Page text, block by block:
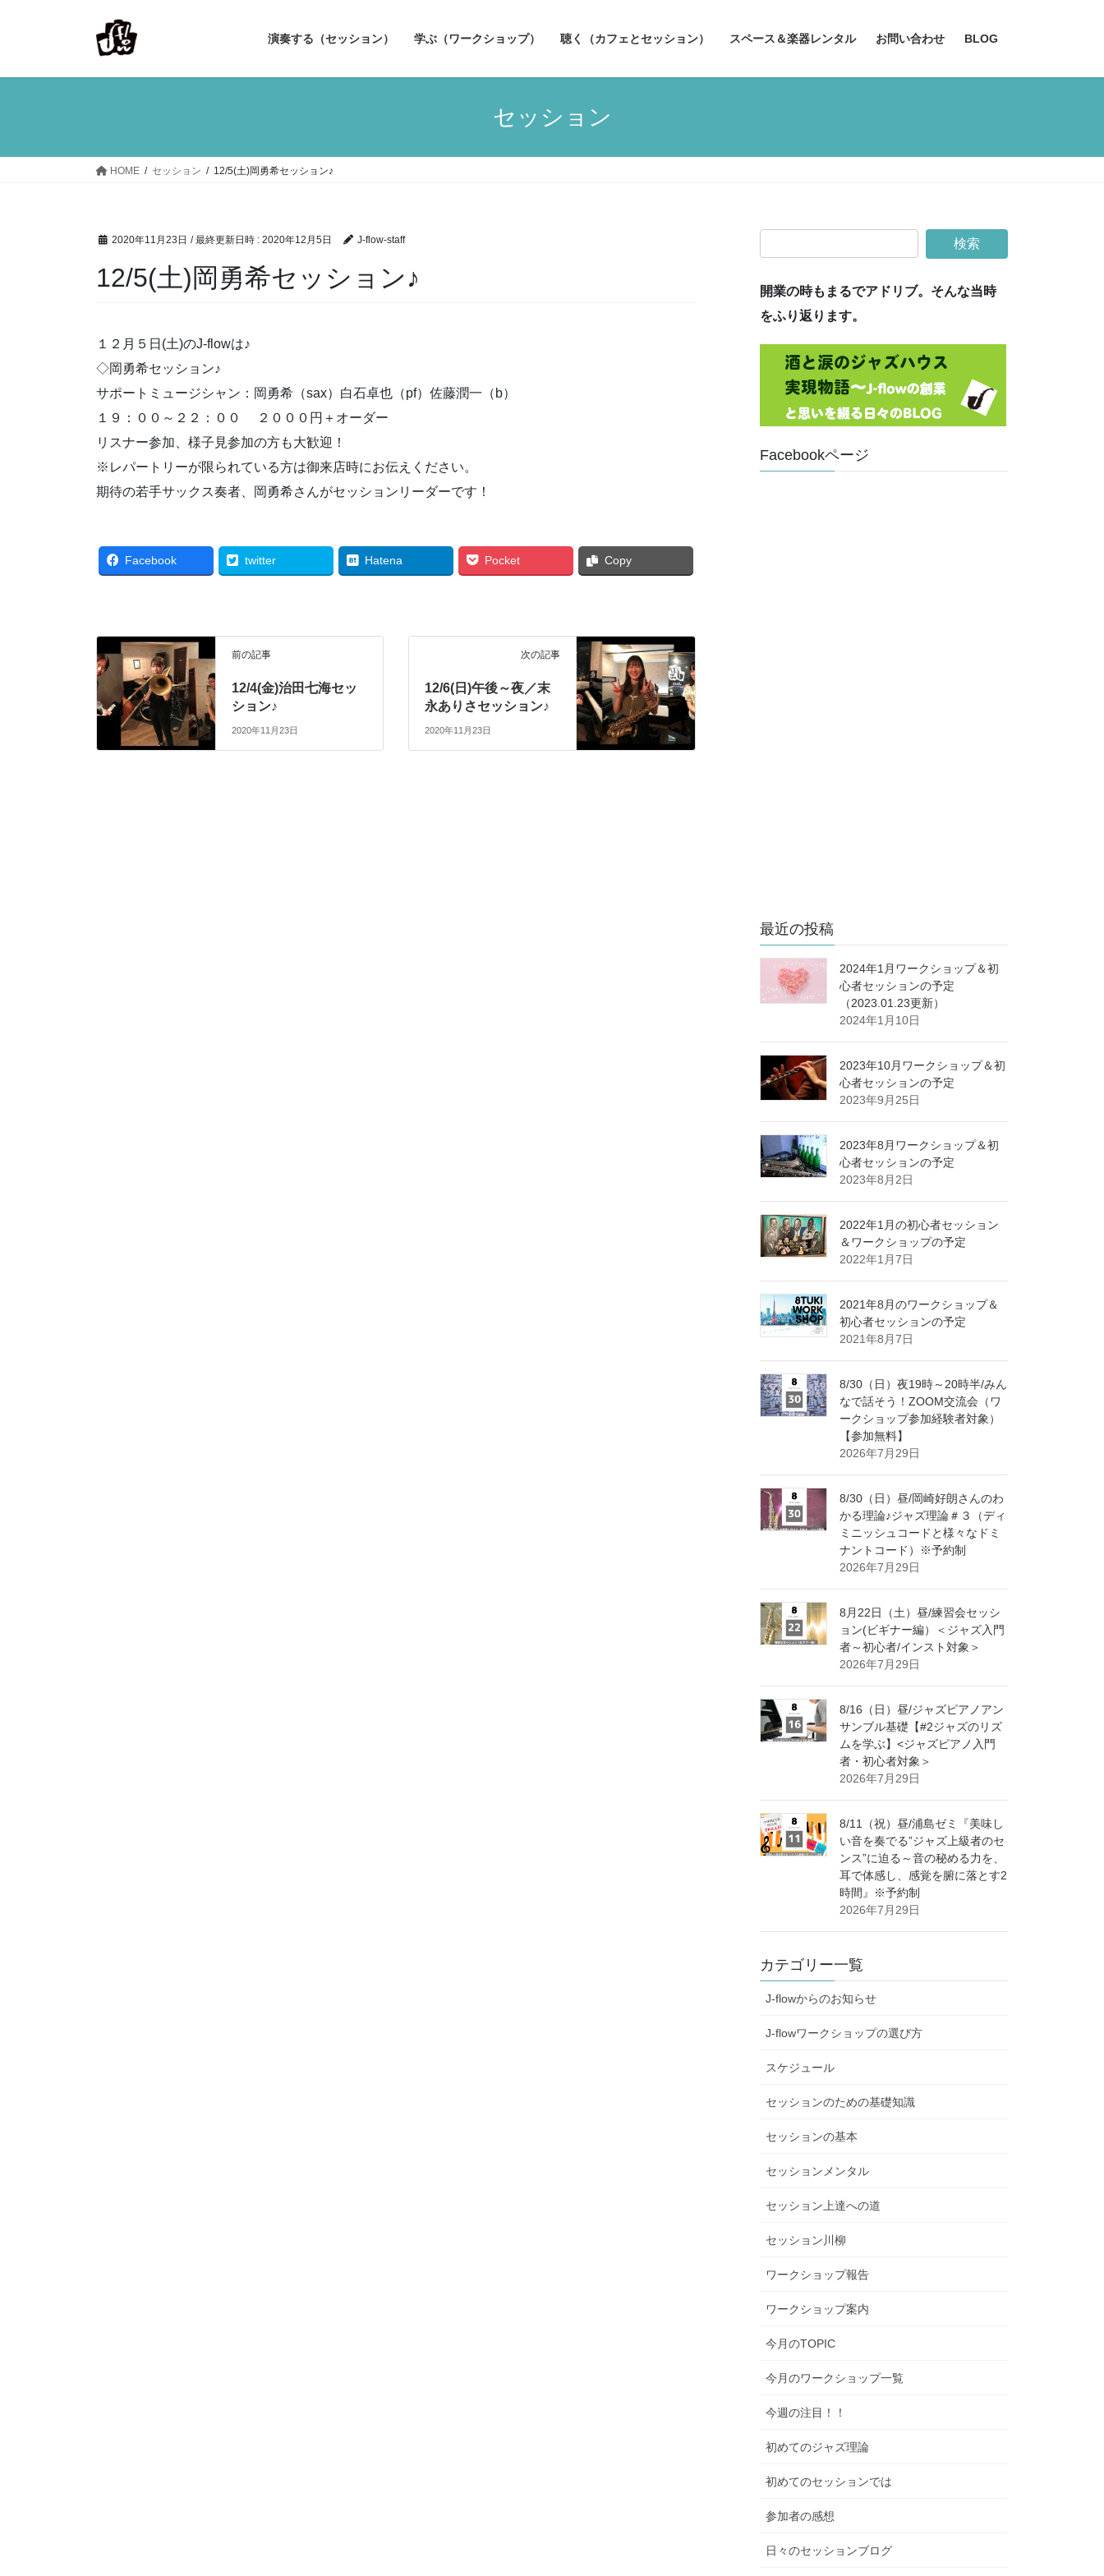
演奏する（セッション） 学ぶ（ワークショップ） 聴く（カフェとセッション） スペース＆楽器レンタル お問い合わせ BLOG
セッション
HOME セッション 12/5(土)岡勇希セッション♪
2020年11月23日 / 最終更新日時 : 2020年12月5日 J-flow-staff
12/5(土)岡勇希セッション♪
１２月５日(土)のJ-flowは♪
◇岡勇希セッション♪
サポートミュージシャン：岡勇希（sax）白石卓也（pf）佐藤潤一（b）
１９：００～２２：００ ２０００円＋オーダー
リスナー参加、様子見参加の方も大歓迎！
※レパートリーが限られている方は御来店時にお伝えください。
期待の若手サックス奏者、岡勇希さんがセッションリーダーです！
Facebook twitter Hatena Pocket Copy
前の記事
12/4(金)治田七海セッ
ション♪
2020年11月23日
次の記事
12/6(日)午後～夜／末
永ありさセッション♪
2020年11月23日
開業の時もまるでアドリブ。そんな当時
をふり返ります。
Facebookページ
最近の投稿
2024年1月ワークショップ＆初
心者セッションの予定
（2023.01.23更新）
2024年1月10日
2023年10月ワークショップ＆初
心者セッションの予定
2023年9月25日
2023年8月ワークショップ＆初
心者セッションの予定
2023年8月2日
2022年1月の初心者セッション
＆ワークショップの予定
2022年1月7日
2021年8月のワークショップ＆
初心者セッションの予定
2021年8月7日
8/30（日）夜19時～20時半/みん
なで話そう！ZOOM交流会（ワ
ークショップ参加経験者対象）
【参加無料】
2026年7月29日
8/30（日）昼/岡崎好朗さんのわ
かる理論♪ジャズ理論＃３（ディ
ミニッシュコードと様々なドミ
ナントコード）※予約制
2026年7月29日
8月22日（土）昼/練習会セッシ
ョン(ビギナー編）＜ジャズ入門
者～初心者/インスト対象＞
2026年7月29日
8/16（日）昼/ジャズピアノアン
サンブル基礎【#2ジャズのリズ
ムを学ぶ】<ジャズピアノ入門
者・初心者対象＞
2026年7月29日
8/11（祝）昼/浦島ゼミ『美味し
い音を奏でる”ジャズ上級者のセ
ンス”に迫る～音の秘める力を、
耳で体感し、感覚を腑に落とす2
時間』※予約制
2026年7月29日
カテゴリー一覧
J-flowからのお知らせ
J-flowワークショップの選び方
スケジュール
セッションのための基礎知識
セッションの基本
セッションメンタル
セッション上達への道
セッション川柳
ワークショップ報告
ワークショップ案内
今月のTOPIC
今月のワークショップ一覧
今週の注目！！
初めてのジャズ理論
初めてのセッションでは
参加者の感想
日々のセッションブログ